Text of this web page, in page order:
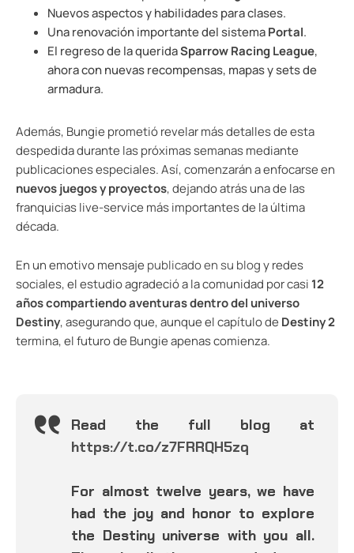
Nuevos aspectos y habilidades para clases.
Una renovación importante del sistemaPortal.
El regreso de la queridaSparrow Racing League,
ahora con nuevas recompensas, mapas y sets de
armadura.
Además, Bungie prometió revelar más detalles de esta
despedida durante las próximas semanas mediante
publicaciones especiales. Así, comenzarán a enfocarse en
nuevos juegos y proyectos, dejando atrás una de las
franquicias live-service más importantes de la última
década.
En un emotivo mensaje publicado en su blogy redes
sociales, el estudio agradeció a la comunidad por casi 12
años compartiendo aventuras dentro del universo
Destiny, asegurando que, aunque el capítulo de Destiny 2
termina, el futuro de Bungie apenas comienza.
Read the full blog at
https://t.co/z7FRRQH5zq
For almost twelve years, we have
had the joy and honor to explore
the Destiny universe with you all.